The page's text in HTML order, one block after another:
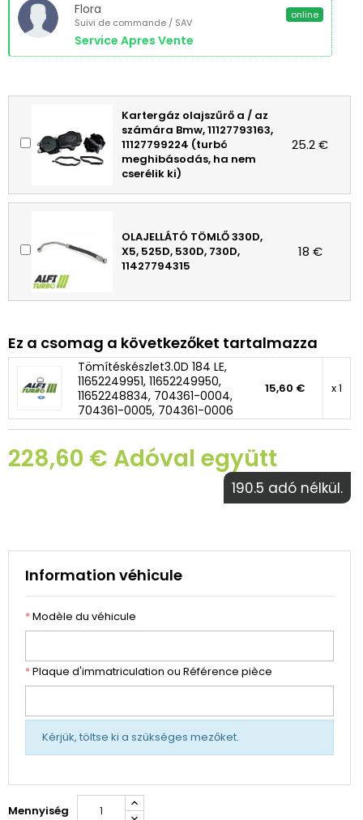
Flora
Suivi de commande / SAV
Service Apres Vente
online
Kartergáz olajszűrő a / az
számára Bmw, 11127793163,
11127799224 (turbó
meghibásodás, ha nem
cserélik ki)
25.2 €
OLAJELLÁTÓ TÖMLŐ 330D,
X5, 525D, 530D, 730D,
11427794315
18 €
Ez a csomag a következőket tartalmazza
Tömítéskészlet3.0D 184 LE,
11652249951, 11652249950,
11652248834, 704361-0004,
704361-0005, 704361-0006
15,60 € x 1
228,60 € Adóval együtt
190.5 adó nélkül.
Information véhicule
*Modèle du véhicule
*Plaque d'immatriculation ou Référence pièce
Kérjük, töltse ki a szükséges mezőket.
Mennyiség